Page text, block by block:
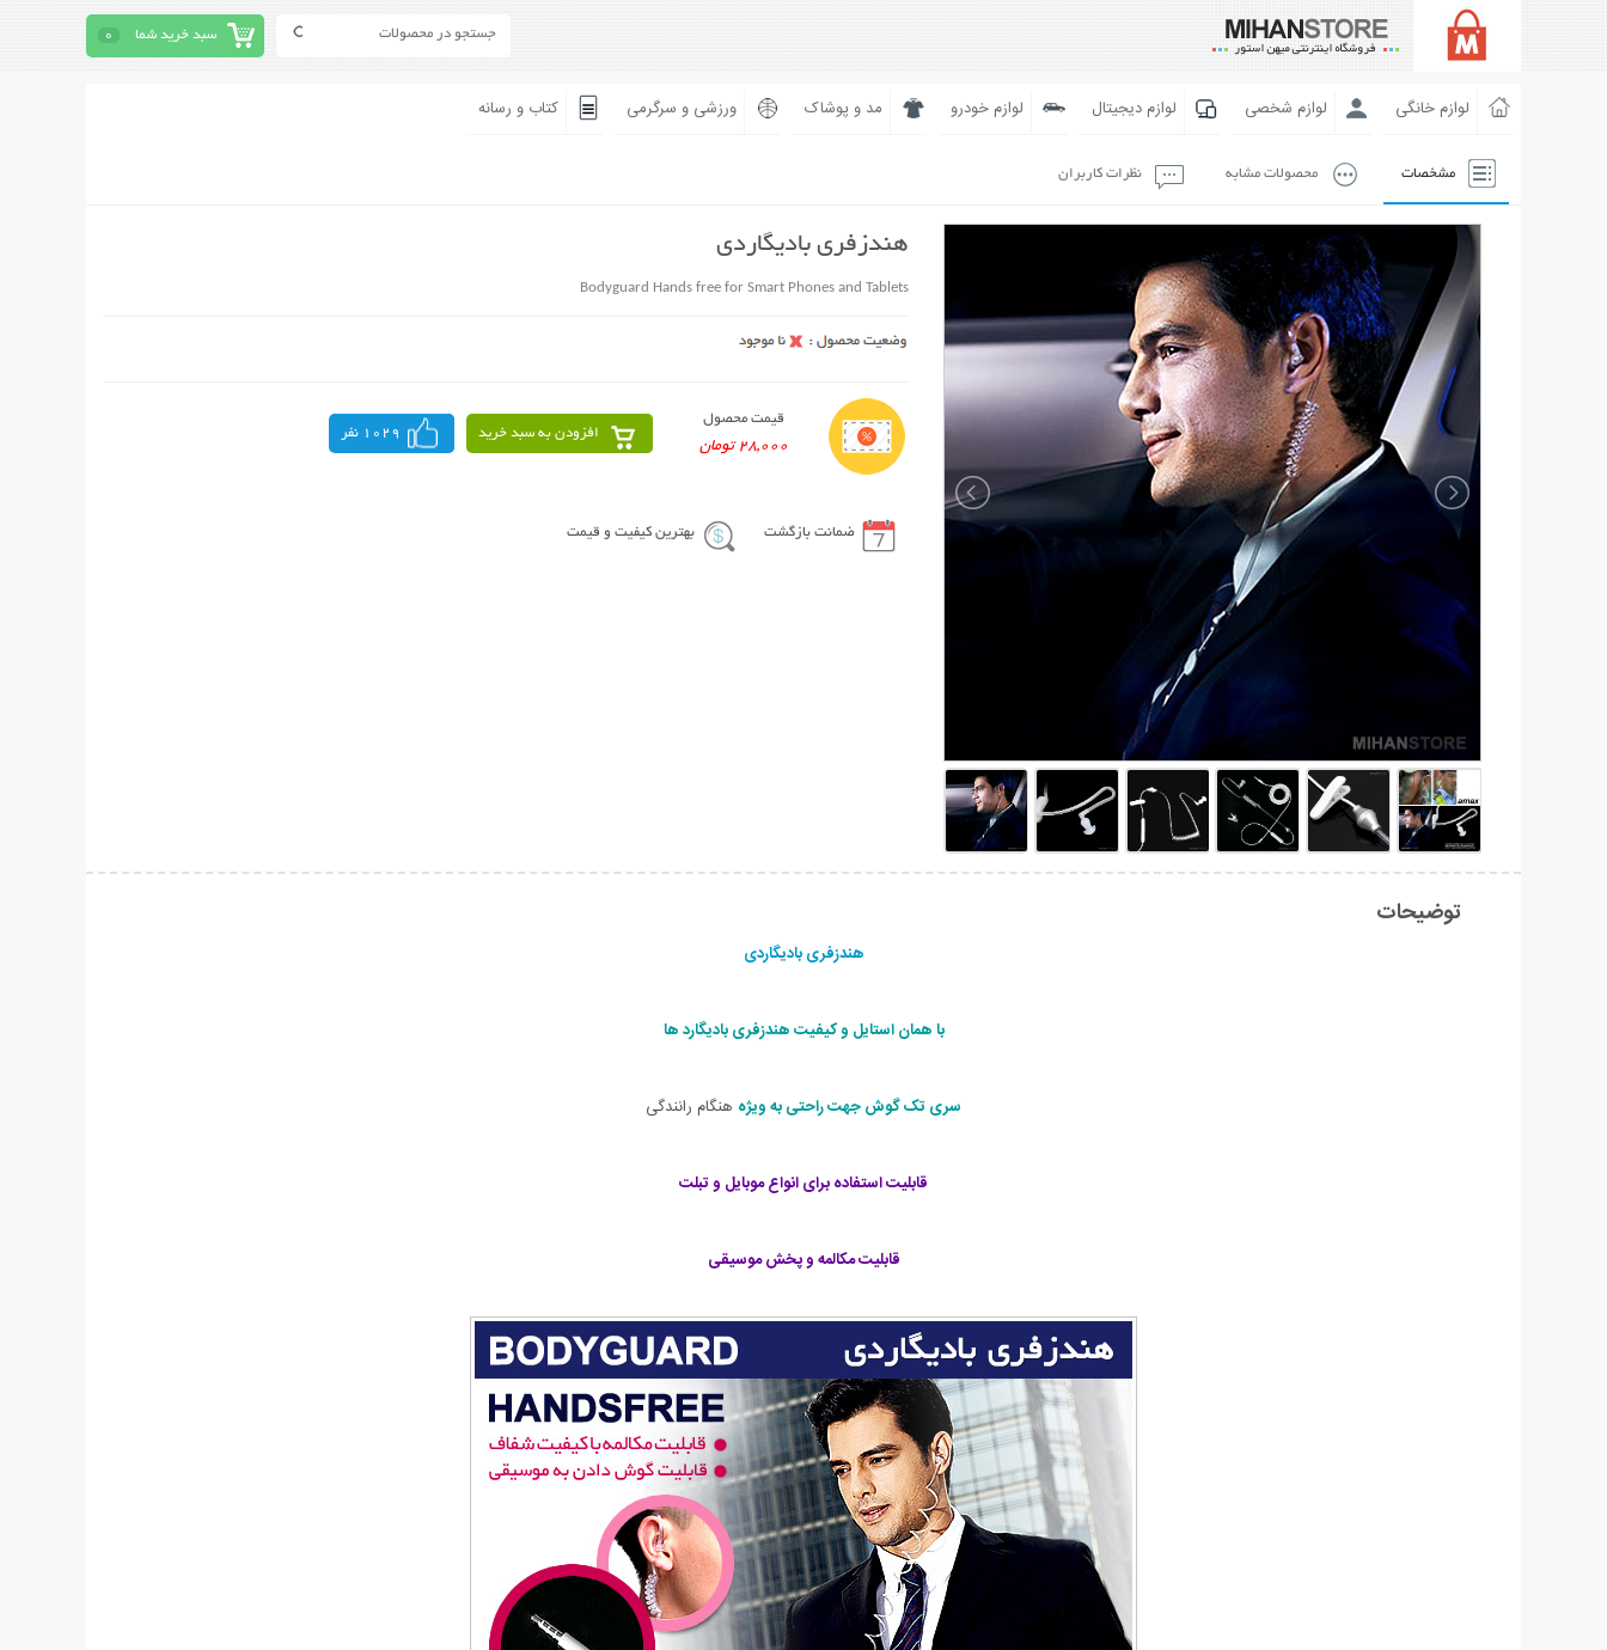
سبد خرید شما 0
لوازم خانگی لوازم شخصی لوازم دیجیتال لوازم خودرو مد و پوشاک ورزشی و سرگرمی کتاب و رسانه
مشخصات محصولات مشابه نظرات کاربران
هندزفری بادیگاردی
Bodyguard Hands free for Smart Phones and Tablets
قیمت محصول
28,000 تومان
افزودن به سبد خرید 1029 نفر
ضمانت بازگشت بهترین کیفیت و قیمت
توضیحات
هندزفری بادیگاردی
با همان استایل و کیفیت هندزفری بادیگارد ها
سری تک گوش جهت راحتیبه ویژه هنگام رانندگی
قابلیت استفاده برای انواع موبایل و تبلت
قابلیت مکالمه و پخش موسیقی